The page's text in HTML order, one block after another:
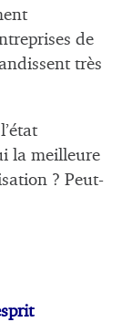
de
très
la meilleure
? Peut-